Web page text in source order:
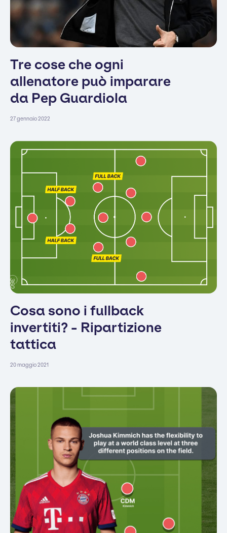
Tre cose che ogni
allenatore può imparare
da Pep Guardiola
27 gennaio 2022
Cosa sono i fullback
invertiti? - Ripartizione
tattica
20 maggio 2021